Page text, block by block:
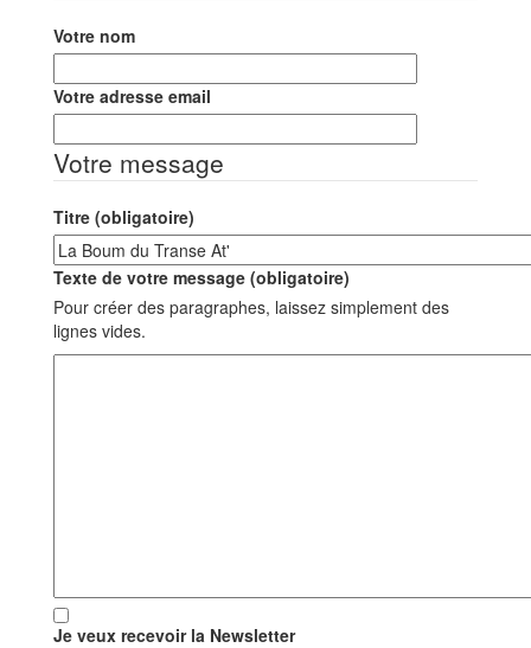
Votre nom
Votre adresse email
Votre message
Titre (obligatoire)
Texte de votre message (obligatoire)
Pour créer des paragraphes, laissez simplement des
lignes vides.
Je veux recevoir la Newsletter